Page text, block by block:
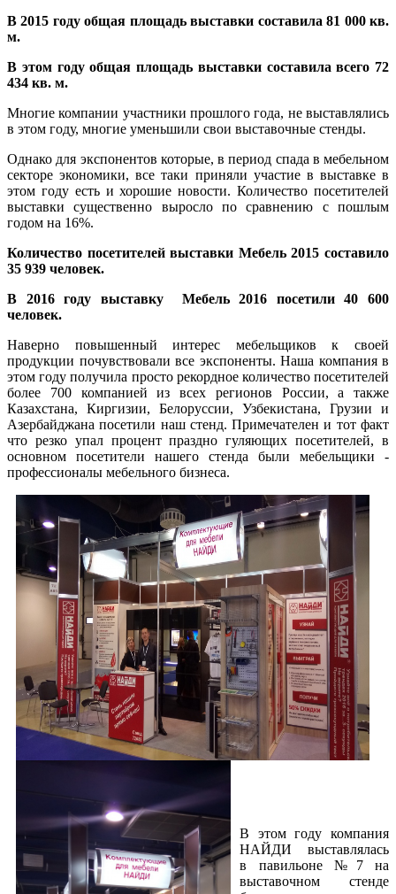
В 2015 году общая площадь выставки составила 81 000 кв.
м.
В этом году общая площадь выставки составила всего 72
434 кв. м.
Многие компании участники прошлого года, не выставлялись
в этом году, многие уменьшили свои выставочные стенды.
Однако для экспонентов которые, в период спада в мебельном
секторе экономики, все таки приняли участие в выставке в
этом году есть и хорошие новости. Количество посетителей
выставки существенно выросло по сравнению с пошлым
годом на 16%.
Количество посетителей выставки Мебель 2015 составило
35 939 человек.
В 2016 году выставку Мебель 2016 посетили 40 600
человек.
Наверно повышенный интерес мебельщиков к своей
продукции почувствовали все экспоненты. Наша компания в
этом году получила просто рекордное количество посетителей
более 700 компанией из всех регионов России, а также
Казахстана, Киргизии, Белоруссии, Узбекистана, Грузии и
Азербайджана посетили наш стенд. Примечателен и тот факт
что резко упал процент праздно гуляющих посетителей, в
основном посетители нашего стенда были мебельщики -
профессионалы мебельного бизнеса.
В этом году компания
НАЙДИ выставлялась
в павильоне №7 на
выставочном стенде